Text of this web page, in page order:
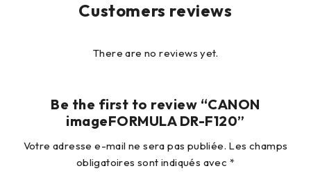
Customers reviews
There are no reviews yet.
Be the first to review “CANON
imageFORMULA DR-F120”
Votre adresse e-mail ne sera pas publiée. Les champs
obligatoires sont indiqués avec *